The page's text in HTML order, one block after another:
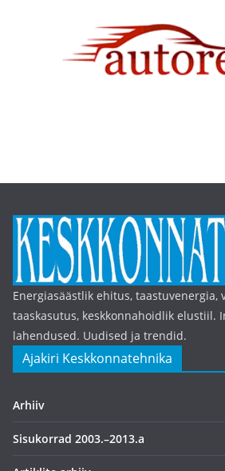
Energiasäästlik ehitus, taastuvenergia,
taaskasutus, keskkonnahoidlik elustiil.
lahendused. Uudised ja trendid.
Ajakiri Keskkonnatehnika
Arhiiv
Sisukorrad 2003.–2013.a